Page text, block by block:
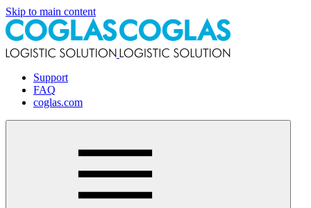
Skip to main content
Support
FAQ
coglas.com